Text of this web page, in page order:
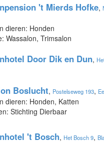
't Mierds Hofke,
dieren: Honden
Wassalon, Trimsalon
Door Dik en Dun,
Boslucht, Postelseweg 193,
dieren: Honden, Katten
Stichting Dierbaar
't Bosch, Het Bosch 9,